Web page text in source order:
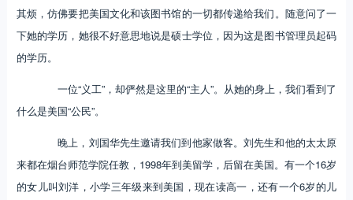
其烦，仿佛要把美国文化和该图书馆的一切都传递给我们。随意问了一
下她的学历，她很不好意思地说是硕士学位，因为这是图书管理员起码
的学历。
一位“义工”，却俨然是这里的“主人”。从她的身上，我们看到了
什么是美国“公民”。
晚上，刘国华先生邀请我们到他家做客。刘先生和他的太太原
来都在烟台师范学院任教，1998年到美留学，后留在美国。有一个16岁
的女儿叫刘洋，小学三年级来到美国，现在读高一，还有一个6岁的儿